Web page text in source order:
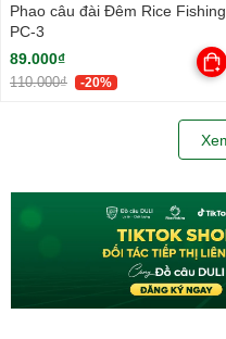
Phao câu đài Đêm Rice Fishing
PC-3
89.000₫
110.000₫ -20%